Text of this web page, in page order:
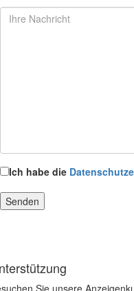
Ich habe die
Sie unsere